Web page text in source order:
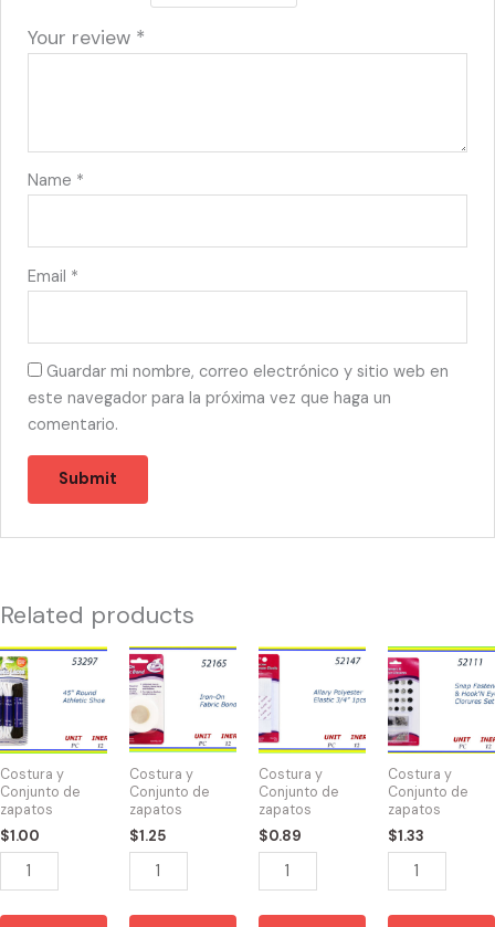
Your review *
Name *
Email *
Guardar mi nombre, correo electrónico y sitio web en
este navegador para la próxima vez que haga un
comentario.
Related products
Costura y
Conjunto de
zapatos
$1.00
53297
-
SHOE
LACES
45"BLK/WHT
quantity
Costura y
Conjunto de
zapatos
$1.25
52165
-
IRON-
ON
quantity
Costura y
Conjunto de
zapatos
$0.89
52147
-
ELASTIC
3/4"
WHITE
quantity
Costura y
Conjunto de
zapatos
$1.33
52111
-
SNAP
FASTENER
&
HOOK
quantity